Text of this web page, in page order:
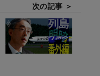
次の記事 ＞